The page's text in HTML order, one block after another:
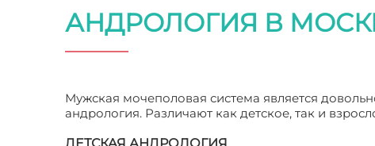
АНДРОЛОГИЯ В
Мужская мочеполовая система является
андрология. Различают как детское, так и